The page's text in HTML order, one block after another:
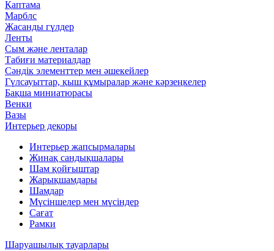
Қаптама
Марблс
Жасанды гүлдер
Ленты
Сым және ленталар
Табиғи материалдар
Сәндік элементтер мен әшекейлер
Гүлсауыттар, қыш құмыралар және кәрзеңкелер
Бақша миниатюрасы
Венки
Вазы
Интерьер декоры
Интерьер жапсырмалары
Жинақ сандықшалары
Шам қойғыштар
Жарықшамдары
Шамдар
Мүсіншелер мен мүсіндер
Сағат
Рамки
Шаруашылық тауарлары